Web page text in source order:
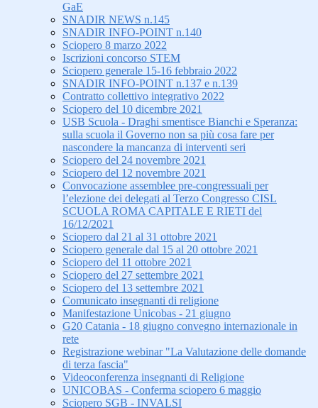
GaE
SNADIR NEWS n.145
SNADIR INFO-POINT n.140
Sciopero 8 marzo 2022
Iscrizioni concorso STEM
Sciopero generale 15-16 febbraio 2022
SNADIR INFO-POINT n.137 e n.139
Contratto collettivo integrativo 2022
Sciopero del 10 dicembre 2021
USB Scuola - Draghi smentisce Bianchi e Speranza:
sulla scuola il Governo non sa più cosa fare per
nascondere la mancanza di interventi seri
Sciopero del 24 novembre 2021
Sciopero del 12 novembre 2021
Convocazione assemblee pre-congressuali per
l’elezione dei delegati al Terzo Congresso CISL
SCUOLA ROMA CAPITALE E RIETI del
16/12/2021
Sciopero dal 21 al 31 ottobre 2021
Sciopero generale dal 15 al 20 ottobre 2021
Sciopero del 11 ottobre 2021
Sciopero del 27 settembre 2021
Sciopero del 13 settembre 2021
Comunicato insegnanti di religione
Manifestazione Unicobas - 21 giugno
G20 Catania - 18 giugno convegno internazionale in
rete
Registrazione webinar "La Valutazione delle domande
di terza fascia"
Videoconferenza insegnanti di Religione
UNICOBAS - Conferma sciopero 6 maggio
Sciopero SGB - INVALSI